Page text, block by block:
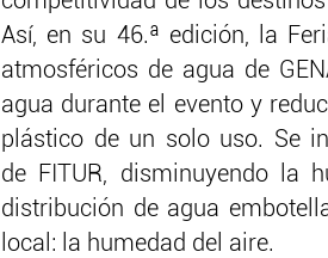
Así, en su 46.ª edición, la
atmosféricos de agua de
agua durante el evento y
plástico de un solo uso. Se
de FITUR, disminuyendo la
distribución de agua
local: la humedad del aire.